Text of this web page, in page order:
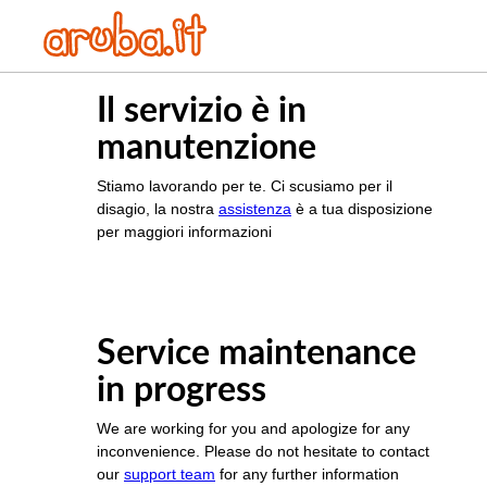
Il servizio è in
manutenzione
Stiamo lavorando per te. Ci scusiamo per il
disagio, la nostra assistenza è a tua disposizione
per maggiori informazioni
Service maintenance
in progress
We are working for you and apologize for any
inconvenience. Please do not hesitate to contact
our support team for any further information